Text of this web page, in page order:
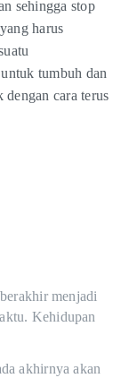
sehingga stop
harus
tumbuh dan
cara terus
menjadi
Kehidupan
akhirnya akan